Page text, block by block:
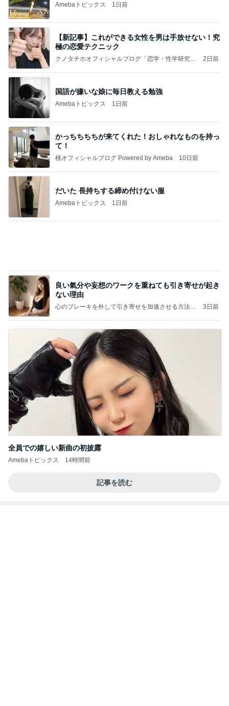
Amebaトピックス 1日前
【新記事】これができる女性を男は手放せない！究
極の恋愛テクニック
クノタチホオフィシャルブログ「恋学・性学研究
2日前
国語が嫌いな娘に毎日教える勉強
Amebaトピックス 1日前
かっちちちちが来てくれた！おしゃれなものを持っ
て！
桃オフィシャルブログ Powered by Ameba 10日前
だいた 長持ちする締め付けない服
Amebaトピックス 1日前
良い氣分や妄想のワークを重ねても引き寄せが起き
ない理由
心のブレーキを外して引き寄せを加速させる方法：
3日前
全員での嬉しい新曲の初披露
Amebaトピックス 14時間前
記事を読む